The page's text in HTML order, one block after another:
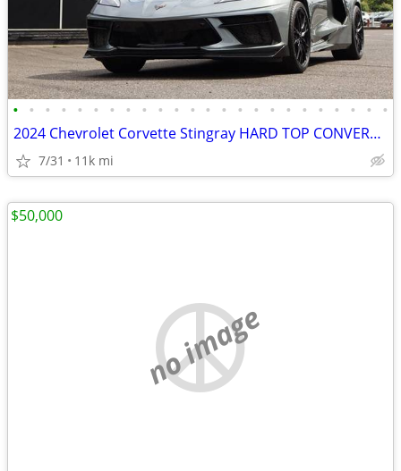
• • • • • • • • • • • • • • • • • • • • • • • •
2024 Chevrolet Corvette Stingray HARD TOP CONVERTIBLE HIGH WING 3LT
7/31 11k mi
no image
$50,000